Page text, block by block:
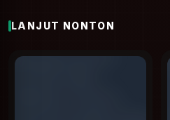
LANJUT NONTON